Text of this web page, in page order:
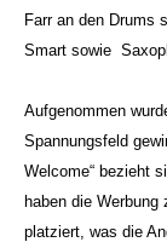
Farr an den Drums
Smart sowie
Aufgenommen
Spannungsfeld
Welcome“ bezieht
haben die Werbung
platziert, was die